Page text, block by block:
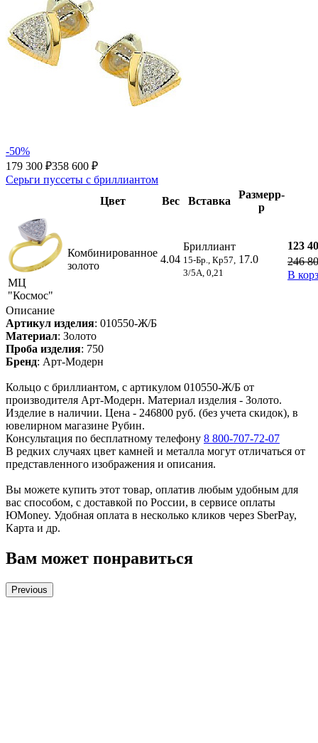
-50%
179 300 ₽358 600 ₽
Серьги пуссеты с бриллиантом
Цвет
Вес Вставка
Размерр-
р
МЦ
"Космос"
Комбинированное
золото
4.04
Бриллиант
15-Бр., Кр57,
3/5А, 0,21
17.0
123
246
В
Описание
Артикул изделия: 010550-Ж/Б
Материал: Золото
Проба изделия: 750
Бренд: Арт-Модерн
Кольцо с бриллиантом, с артикулом 010550-Ж/Б от
производителя Арт-Модерн. Материал изделия - Золото.
Изделие в наличии. Цена - 246800 руб. (без учета скидок), в
ювелирном магазине Рубин.
Консультация по бесплатному телефону 8 800-707-72-07
В редких случаях цвет камней и металла могут отличаться от
представленного изображения и описания.
Вы можете купить этот товар, оплатив любым удобным для
вас способом, с доставкой по России, в сервисе оплаты
ЮMoney. Удобная оплата в несколько кликов через SberPay,
Карта и др.
Вам может понравиться
Previous